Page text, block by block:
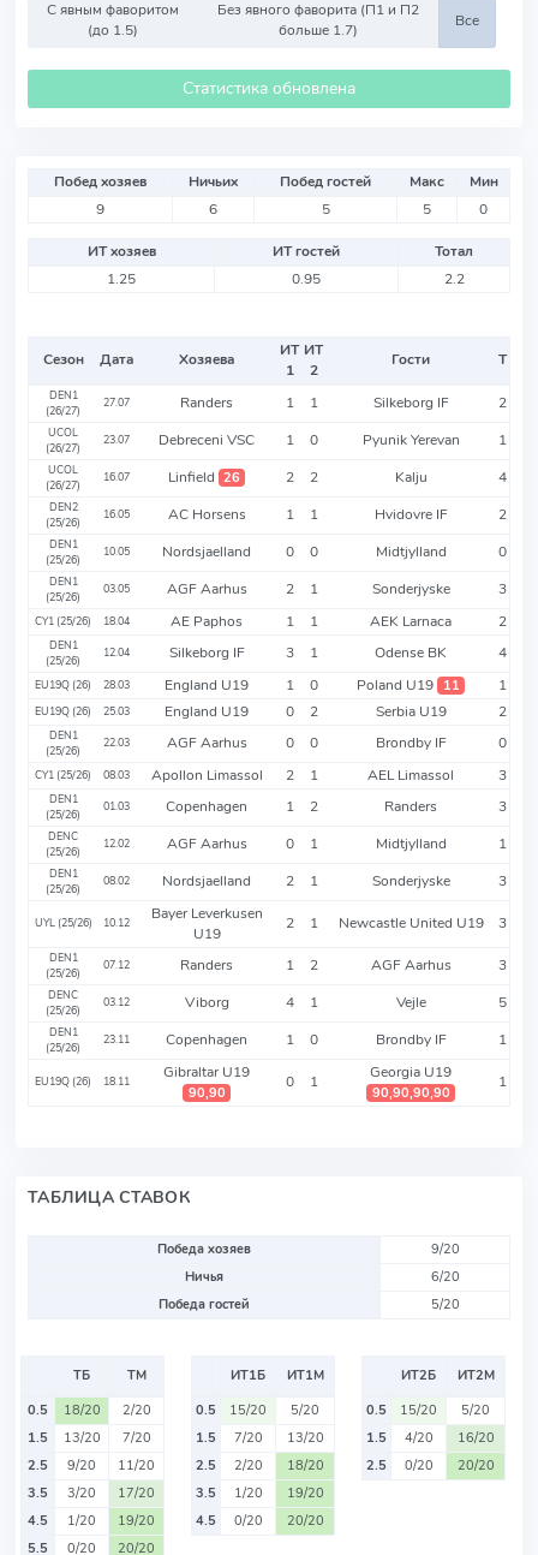
С явным фаворитом
(до 1.5)
Без явного фаворита (П1 и П2
больше 1.7)
Все
Статистика обновлена
Побед хозяев Ничьих Побед гостей Макс
Мин
9
6 5 5 0
ИТ хозяев ИТ гостей
Тотал
1.25
0.95 2.2
Сезон Дата Хозяева
ИТ
1
ИТ
2
Гости Т
DEN1
(26/27)
27.07 Randers 1 1 Silkeborg IF 2
UCOL
(26/27)
23.07 Debreceni VSC 1 0 Pyunik Yerevan 1
UCOL
(26/27)
16.07 Linfield 26 2 2 Kalju 4
DEN2
(25/26)
16.05 AC Horsens 1 1 Hvidovre IF 2
DEN1
(25/26)
10.05 Nordsjaelland 0 0 Midtjylland 0
DEN1
(25/26)
03.05 AGF Aarhus 2 1 Sonderjyske 3
CY1 (25/26) 18.04 AE Paphos 1 1 AEK Larnaca 2
DEN1
(25/26)
12.04 Silkeborg IF 3 1 Odense BK 4
EU19Q (26) 28.03 England U19 1 0 Poland U19 11 1
EU19Q (26) 25.03 England U19 0 2 Serbia U19 2
DEN1
(25/26)
22.03 AGF Aarhus 0 0 Brondby IF 0
CY1 (25/26) 08.03 Apollon Limassol 2 1 AEL Limassol 3
DEN1
(25/26)
01.03 Copenhagen 1 2 Randers 3
DENC
(25/26)
12.02 AGF Aarhus 0 1 Midtjylland 1
DEN1
(25/26)
08.02 Nordsjaelland 2 1 Sonderjyske 3
UYL (25/26) 10.12
Bayer Leverkusen
U19
2 1 Newcastle United U19 3
DEN1
(25/26)
07.12 Randers 1 2 AGF Aarhus 3
DENC
(25/26)
03.12 Viborg 4 1 Vejle 5
DEN1
(25/26)
23.11 Copenhagen 1 0 Brondby IF 1
EU19Q (26) 18.11 Gibraltar U19
90,90
0 1 Georgia U19
90,90,90,90
1
ТАБЛИЦА СТАВОК
Победа хозяев
9/20
Ничья
6/20
Победа гостей
5/20
ТБ
ТМ
0.5
18/20
2/20
1.5
13/20
7/20
2.5
9/20
11/20
3.5
3/20
17/20
4.5
1/20
19/20
5.5
0/20 20/20
ИТ1Б
ИТ1М
0.5
15/20
5/20
1.5
7/20
13/20
2.5
2/20
18/20
3.5
1/20
19/20
4.5
0/20 20/20
ИТ2Б
ИТ2М
0.5
15/20
5/20
1.5
4/20
16/20
2.5
0/20 20/20